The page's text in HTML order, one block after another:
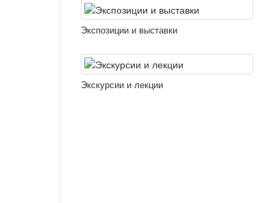
Экспозиции и выставки
Экскурсии и лекции